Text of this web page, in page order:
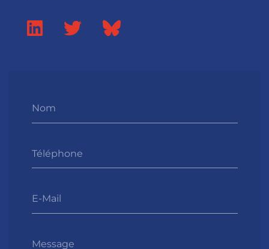
Nom
Téléphone
E-Mail
Message